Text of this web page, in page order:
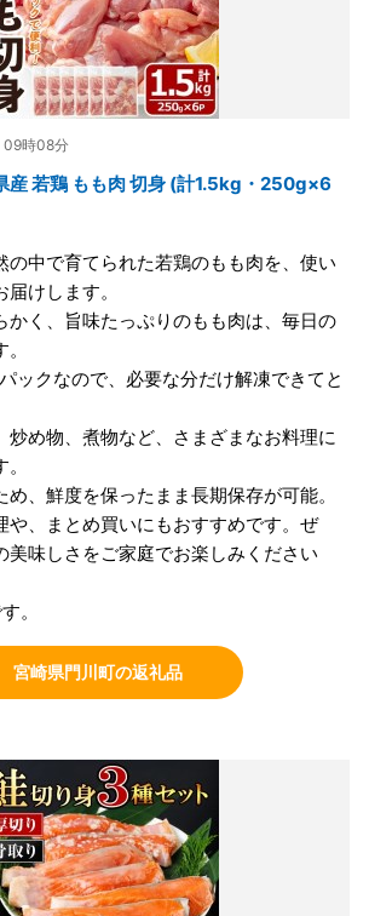
09時08分
産 若鶏 もも肉 切身 (計1.5kg・250g×6
の中で育てられた若鶏のもも肉を、使い
けします。
かく、旨味たっぷりのもも肉は、毎日の
ックなので、必要な分だけ解凍できてと
炒め物、煮物など、さまざまなお料理に
、鮮度を保ったまま長期保存が可能。
や、まとめ買いにもおすすめです。ぜ
美味しさをご家庭でお楽しみください
。
宮崎県門川町の返礼品